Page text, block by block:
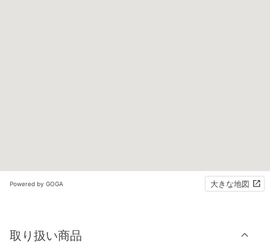
Powered by GOGA 大きな地図
取り扱い商品